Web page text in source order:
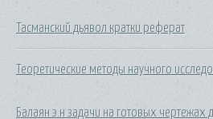
Тасманский дьявол кратки реферат
Теоретические методы научного
Балаян э.н задачи на готовых чертежах